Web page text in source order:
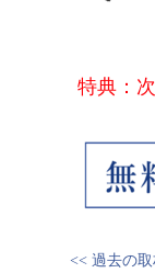
特典：
<< 過去の